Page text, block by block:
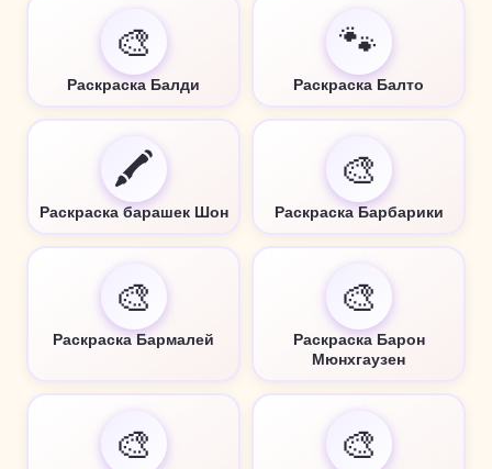
🎨
Раскраска Балди
🐾
Раскраска Балто
🖍️
Раскраска барашек Шон
🎨
Раскраска Барбарики
🎨
Раскраска Бармалей
🎨
Раскраска Барон
Мюнхгаузен
🎨 🎨